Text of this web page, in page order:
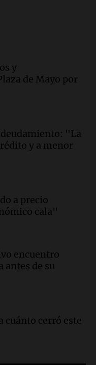
para la gran
en el
derrame de
frío extremo
de la décima
al COVID
tras la muerte
de luz en San
nueva
“Un 35,5% de
templos a
y
de Mayo por
"La
y a menor
a precio
cala"
encuentro
antes de su
cuánto cerró este